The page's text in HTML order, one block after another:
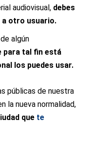
audiovisual, debes
otro usuario.
algún
para tal fin está
los puedes usar.
públicas de nuestra
la nueva normalidad,
que te